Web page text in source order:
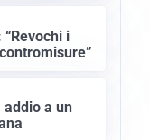
i
addio a un